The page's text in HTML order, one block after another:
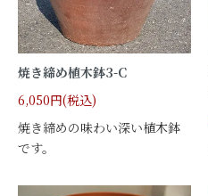
焼き締め植木鉢3-C
6,050円(税込)
焼き締めの味わい深い植木鉢
です。